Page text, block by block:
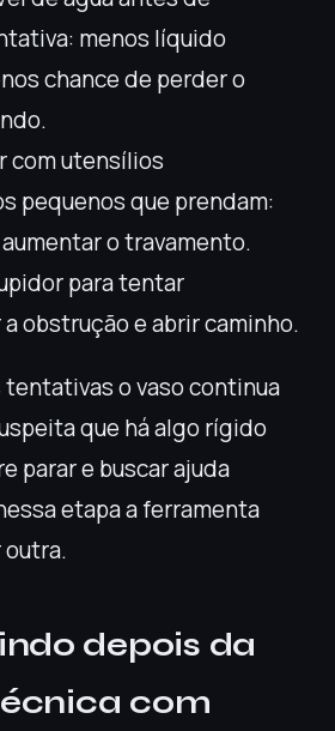
menos líquido
chance de perder o
com utensílios
pequenos que prendam:
o travamento.
para tentar
obstrução e abrir caminho.
tentativas o vaso continua
que há algo rígido
parar e buscar ajuda
etapa a ferramenta
depois da
com